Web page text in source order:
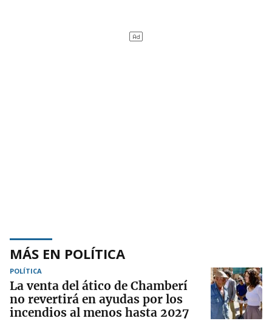
MÁS EN POLÍTICA
POLÍTICA
La venta del ático de Chamberí
no revertirá en ayudas por los
incendios al menos hasta 2027